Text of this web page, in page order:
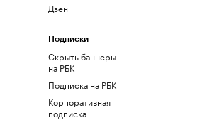
Дзен
Подписки
Скрыть баннеры
на РБК
Подписка на РБК
Корпоративная
подписка